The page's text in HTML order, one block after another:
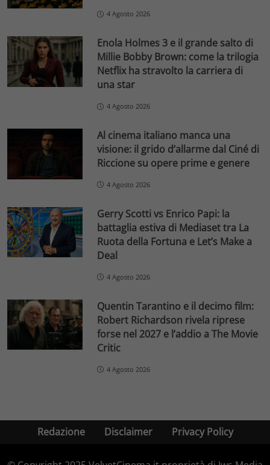
4 Agosto 2026
Enola Holmes 3 e il grande salto di
Millie Bobby Brown: come la trilogia
Netflix ha stravolto la carriera di
una star
4 Agosto 2026
Al cinema italiano manca una
visione: il grido d’allarme dal Ciné di
Riccione su opere prime e genere
4 Agosto 2026
Gerry Scotti vs Enrico Papi: la
battaglia estiva di Mediaset tra La
Ruota della Fortuna e Let’s Make a
Deal
4 Agosto 2026
Quentin Tarantino e il decimo film:
Robert Richardson rivela riprese
forse nel 2027 e l’addio a The Movie
Critic
4 Agosto 2026
Redazione Disclaimer Privacy Policy